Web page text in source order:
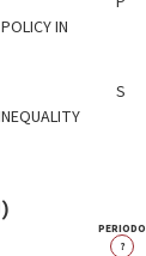
IN
S
PERIODO
?